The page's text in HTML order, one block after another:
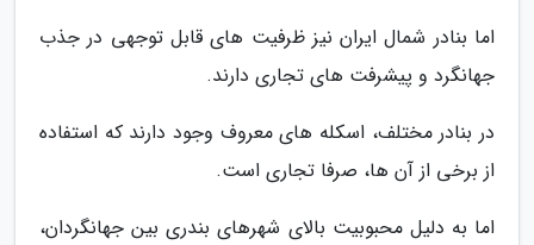
اما بنادر شمال ایران نیز ظرفیت های قابل توجهی در جذب
جهانگرد و پیشرفت های تجاری دارند.
در بنادر مختلف، اسکله های معروف وجود دارند که استفاده
از برخی از آن ها، صرفا تجاری است.
اما به دلیل محبوبیت بالای شهرهای بندری بین جهانگردان،